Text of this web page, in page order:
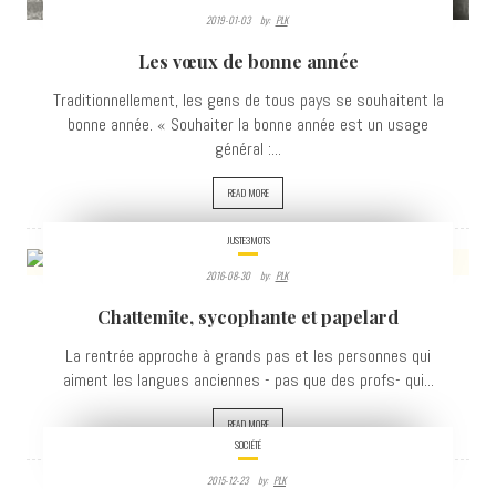
2019-01-03 By: PLK
Les vœux de bonne année
Traditionnellement, les gens de tous pays se souhaitent la
bonne année. « Souhaiter la bonne année est un usage
général :...
READ MORE
JUSTE3MOTS
2016-08-30 By: PLK
Chattemite, sycophante et papelard
La rentrée approche à grands pas et les personnes qui
aiment les langues anciennes - pas que des profs- qui...
READ MORE
SOCIÉTÉ
2015-12-23 By: PLK